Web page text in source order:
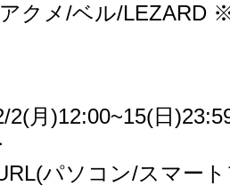
クメ/ベル/LEZARD
2(月)12:00~15(日
パソコン/スマー